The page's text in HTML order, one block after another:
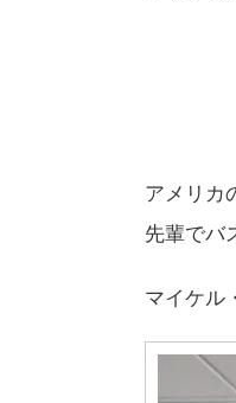
アメリカ
先輩でバ
マイケル